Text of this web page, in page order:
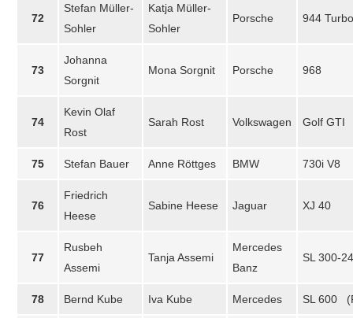
72
Stefan Müller-
Sohler
Katja Müller-
Sohler
Porsche 944
73
Johanna
Sorgnit
Mona Sorgnit Porsche 968
74
Kevin Olaf
Rost
Sarah Rost Volkswagen Golf GTI
75 Stefan Bauer Anne Röttges BMW 730i V8
76
Friedrich
Heese
Sabine Heese Jaguar XJ 40
77
Rusbeh
Assemi
Tanja Assemi
Mercedes
Banz
SL 300-24
78 Bernd Kube Iva Kube Mercedes SL 600